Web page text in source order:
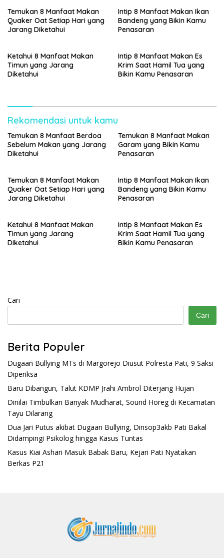
Temukan 8 Manfaat Makan
Quaker Oat Setiap Hari yang
Jarang Diketahui
Intip 8 Manfaat Makan Ikan
Bandeng yang Bikin Kamu
Penasaran
Ketahui 8 Manfaat Makan
Timun yang Jarang
Diketahui
Intip 8 Manfaat Makan Es
Krim Saat Hamil Tua yang
Bikin Kamu Penasaran
Rekomendasi untuk kamu
Temukan 8 Manfaat Berdoa
Sebelum Makan yang Jarang
Diketahui
Temukan 8 Manfaat Makan
Garam yang Bikin Kamu
Penasaran
Temukan 8 Manfaat Makan
Quaker Oat Setiap Hari yang
Jarang Diketahui
Intip 8 Manfaat Makan Ikan
Bandeng yang Bikin Kamu
Penasaran
Ketahui 8 Manfaat Makan
Timun yang Jarang
Diketahui
Intip 8 Manfaat Makan Es
Krim Saat Hamil Tua yang
Bikin Kamu Penasaran
Cari
Cari
Berita Populer
Dugaan Bullying MTs di Margorejo Diusut Polresta Pati, 9 Saksi
Diperiksa
Baru Dibangun, Talut KDMP Jrahi Ambrol Diterjang Hujan
Dinilai Timbulkan Banyak Mudharat, Sound Horeg di Kecamatan
Tayu Dilarang
Dua Jari Putus akibat Dugaan Bullying, Dinsop3akb Pati Bakal
Didampingi Psikolog hingga Kasus Tuntas
Kasus Kiai Ashari Masuk Babak Baru, Kejari Pati Nyatakan
Berkas P21